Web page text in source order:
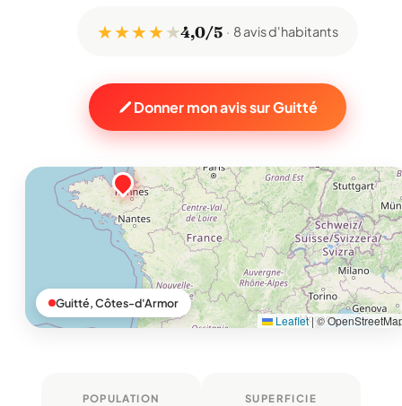
★ ★ ★ ★★4,0/5 8 avis d'habitants
Donner mon avis sur Guitté
Leaflet|©
Guitté, Côtes-d'Armor
POPULATION SUPERFICIE